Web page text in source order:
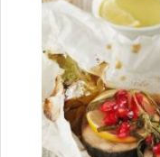
Safran
Şalgam Sulu
Ayran
İçecekler Tüm
Tarifleri